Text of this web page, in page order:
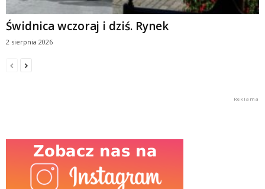
Świdnica wczoraj i dziś. Rynek
2 sierpnia 2026